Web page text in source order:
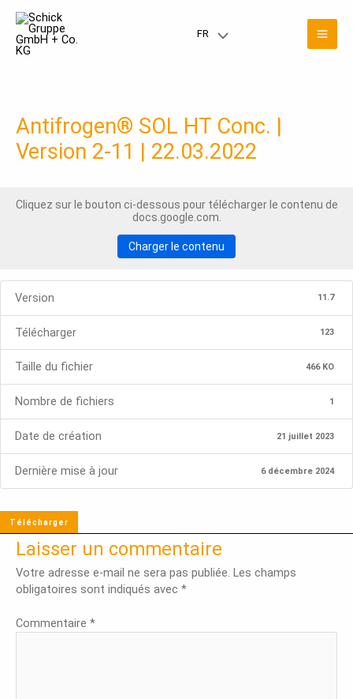
content
FRMenu
Antifrogen® SOL HT Conc. |
Version 2-11 | 22.03.2022
Cliquez sur le bouton ci-dessous pour télécharger le contenu de
docs.google.com.
Charger le contenu
Version 11.7
Télécharger 123
Taille du fichier 466 KO
Nombre de fichiers 1
Date de création 21 juillet 2023
Dernière mise à jour 6 décembre 2024
Télécharger
Laisser un commentaire
Votre adresse e-mail ne sera pas publiée. Les champs
obligatoires sont indiqués avec *
Commentaire *